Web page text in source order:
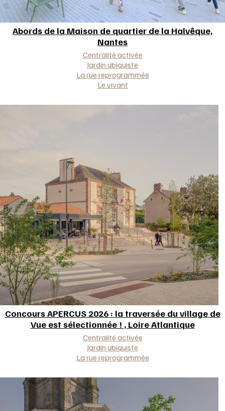
Abords de la Maison de quartier de la Halvêque,
Nantes
Centralité activée
Jardin ubiquiste
La rue reprogrammée
Le vivant
Concours APERCUS 2026 : la traversée du village de
Vue est sélectionnée ! , Loire Atlantique
Centralité activée
Jardin ubiquiste
La rue reprogrammée